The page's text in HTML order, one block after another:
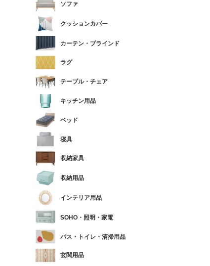
ソファ
クッションカバー
カーテン・ブラインド
ラグ
テーブル・チェア
キッチン用品
ベッド
寝具
収納家具
収納用品
インテリア用品
SOHO・照明・家電
バス・トイレ・清掃用品
玄関用品